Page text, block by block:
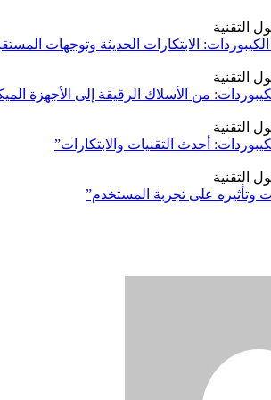
الابتكارات الحديثة وتوجهات
من الأسلاك الرقيقة إلى الأجهزة
أحدث التقنيات والابتكارات”
وتأثيره على تجربة المستخدم”